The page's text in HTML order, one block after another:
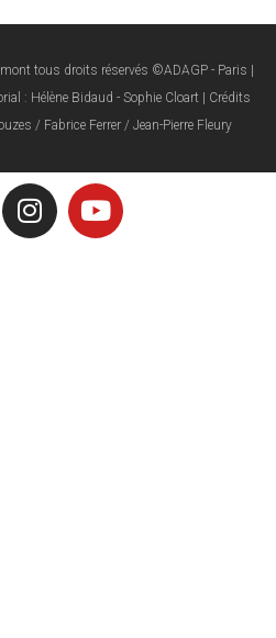
tous droits réservés ©ADAGP - Paris |
: Hélène Bidaud - Sophie Cloart | Crédits
/ Fabrice Ferrer / Jean-Pierre Fleury